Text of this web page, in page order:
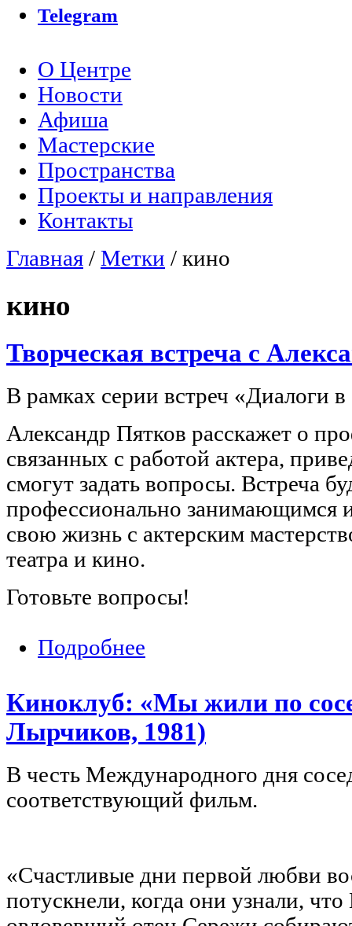
Telegram
Главное меню
О Центре
Новости
Афиша
Мастерские
Пространства
Проекты и направления
Контакты
Вы здесь
Главная / Метки / кино
кино
Творческая встреча с
В рамках серии встреч «Диалоги
Александр Пятков расскажет о
связанных с работой актера,
смогут задать вопросы. Встреча
профессионально занимающимся
свою жизнь с актерским
театра и кино.
Готовьте вопросы!
Подробнее
Киноклуб: «Мы жили по
Лырчиков, 1981)
В честь Международного дня
соответствующий фильм.
«Счастливые дни первой любви
потускнели, когда они узнали,